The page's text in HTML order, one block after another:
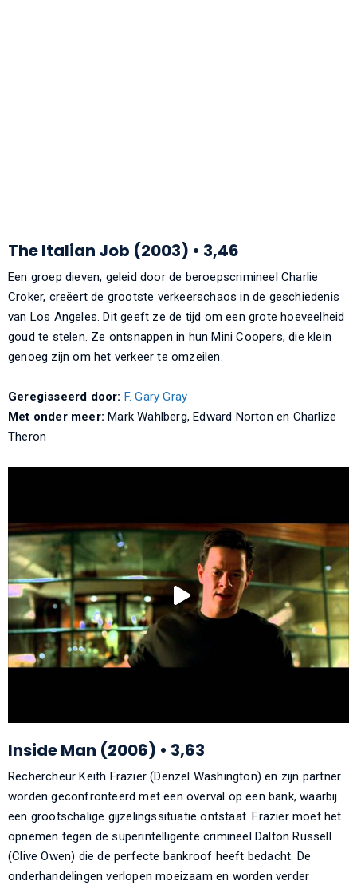
The Italian Job (2003) • 3,46
Een groep dieven, geleid door de beroepscrimineel Charlie
Croker, creëert de grootste verkeerschaos in de geschiedenis
van Los Angeles. Dit geeft ze de tijd om een grote hoeveelheid
goud te stelen. Ze ontsnappen in hun Mini Coopers, die klein
genoeg zijn om het verkeer te omzeilen.
Geregisseerd door: F. Gary Gray
Met onder meer: Mark Wahlberg, Edward Norton en Charlize
Theron
Inside Man (2006) • 3,63
Rechercheur Keith Frazier (Denzel Washington) en zijn partner
worden geconfronteerd met een overval op een bank, waarbij
een grootschalige gijzelingssituatie ontstaat. Frazier moet het
opnemen tegen de superintelligente crimineel Dalton Russell
(Clive Owen) die de perfecte bankroof heeft bedacht. De
onderhandelingen verlopen moeizaam en worden verder